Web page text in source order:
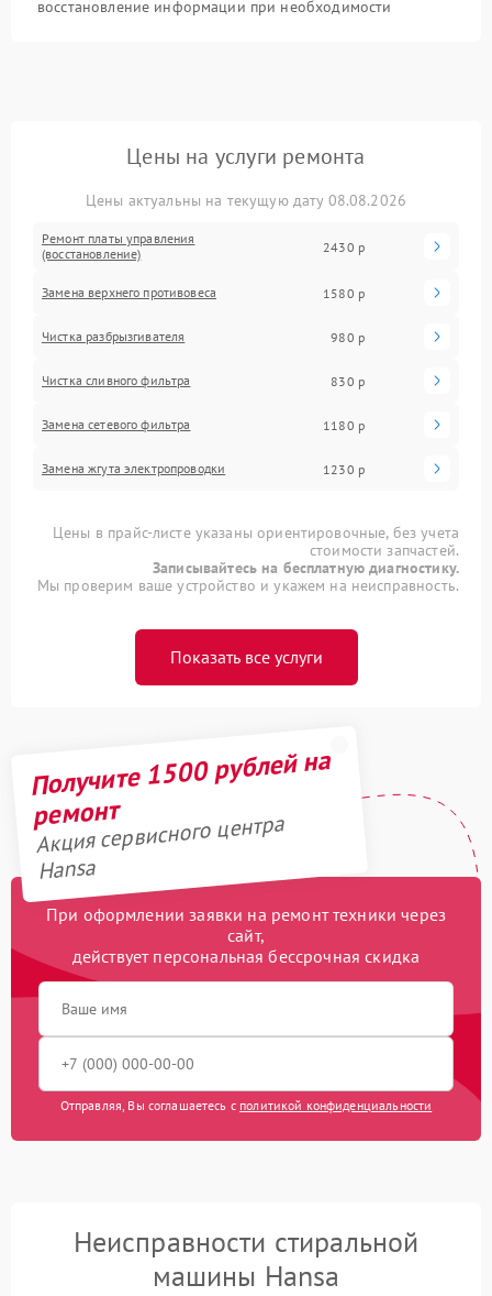
восстановление информации при необходимости
Цены на услуги ремонта
Цены актуальны на текущую дату 08.08.2026
Ремонт платы управления
(восстановление)
2430 р
Замена верхнего противовеса 1580 р
Чистка разбрызгивателя 980 р
Чистка сливного фильтра 830 р
Замена сетевого фильтра 1180 р
Замена жгута электропроводки 1230 р
Цены в прайс-листе указаны ориентировочные, без учета
стоимости запчастей.
Записывайтесь на бесплатную диагностику.
Мы проверим ваше устройство и укажем на неисправность.
Показать все услуги
Получите 1500 рублей на
ремонт
Акция сервисного центра
Hansa
При оформлении заявки на ремонт техники через
сайт,
действует персональная бессрочная скидка
Отправляя, Вы соглашаетесь с политикой конфиденциальности
Неисправности стиральной
машины Hansa